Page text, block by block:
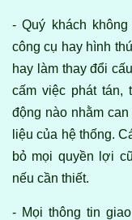
- Quý khách
công cụ hay hình
hay làm thay đổi
cấm việc phát tán,
động nào nhằm
liệu của hệ thống.
bỏ mọi quyền lợi
nếu cần thiết.
- Mọi thông tin